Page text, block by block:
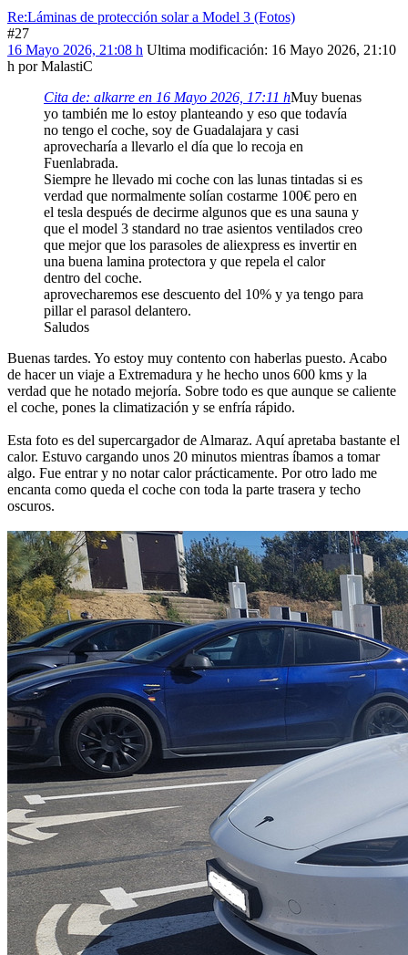
Re:Láminas de protección solar a Model 3 (Fotos)
#27
16 Mayo 2026, 21:08 h Ultima modificación: 16 Mayo 2026, 21:10
h por MalastiC
Cita de: alkarre en 16 Mayo 2026, 17:11 hMuy buenas
yo también me lo estoy planteando y eso que todavía
no tengo el coche, soy de Guadalajara y casi
aprovecharía a llevarlo el día que lo recoja en
Fuenlabrada.
Siempre he llevado mi coche con las lunas tintadas si es
verdad que normalmente solían costarme 100€ pero en
el tesla después de decirme algunos que es una sauna y
que el model 3 standard no trae asientos ventilados creo
que mejor que los parasoles de aliexpress es invertir en
una buena lamina protectora y que repela el calor
dentro del coche.
aprovecharemos ese descuento del 10% y ya tengo para
pillar el parasol delantero.
Saludos
Buenas tardes. Yo estoy muy contento con haberlas puesto. Acabo
de hacer un viaje a Extremadura y he hecho unos 600 kms y la
verdad que he notado mejoría. Sobre todo es que aunque se caliente
el coche, pones la climatización y se enfría rápido.
Esta foto es del supercargador de Almaraz. Aquí apretaba bastante el
calor. Estuvo cargando unos 20 minutos mientras íbamos a tomar
algo. Fue entrar y no notar calor prácticamente. Por otro lado me
encanta como queda el coche con toda la parte trasera y techo
oscuros.